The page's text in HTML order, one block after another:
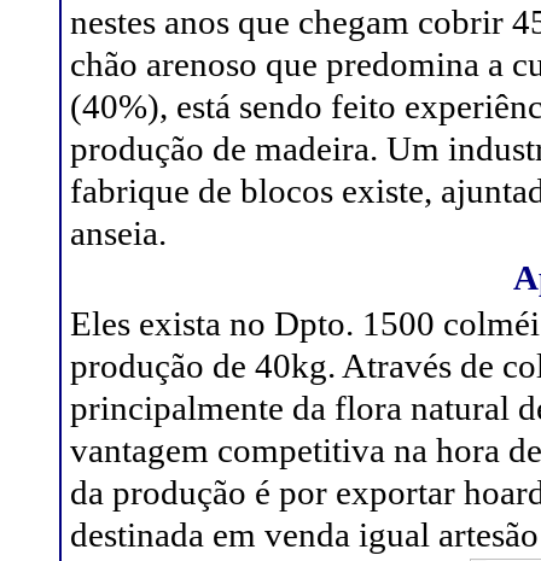
nestes anos que chegam cobrir
chão arenoso que predomina a
(40%), está sendo feito
produção de madeira. Um
fabrique de blocos existe,
anseia.
Eles exista no Dpto. 1500
produção de 40kg. Através de
principalmente da flora natural
vantagem competitiva na hora
da produção é por exportar
destinada em venda igual